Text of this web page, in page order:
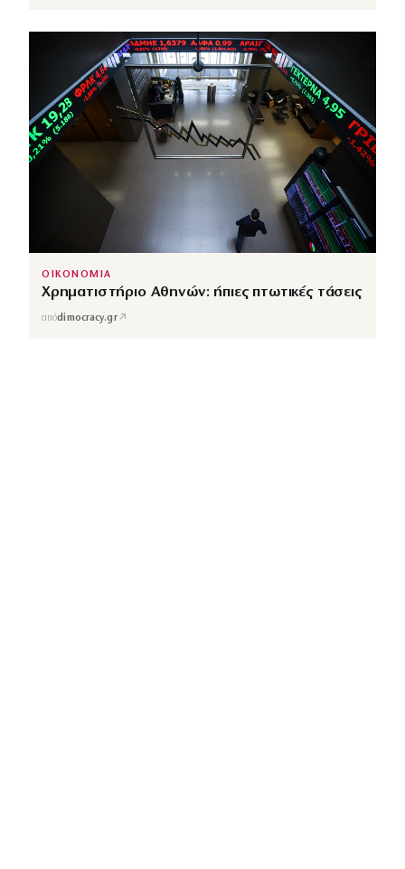
ΟΙΚΟΝΟΜΙΑ
Χρηματιστήριο Αθηνών: ήπιες πτωτικές τάσεις
απόdimocracy.gr↗